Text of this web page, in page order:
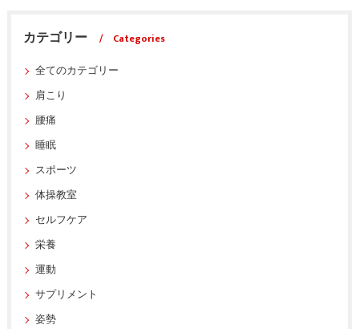
カテゴリー
Categories
全てのカテゴリー
肩こり
腰痛
睡眠
スポーツ
体操教室
セルフケア
栄養
運動
サプリメント
姿勢